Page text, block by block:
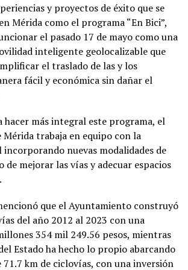
y proyectos de éxito que se
Mérida como el programa “En Bici”,
el pasado 17 de mayo como una
inteligente geolocalizable que
el traslado de las y los
fácil y económica sin dañar el
hacer más integral este programa, el
trabaja en equipo con la
nuevas modalidades de
mejorar las vías y adecuar espacios
que el Ayuntamiento construyó
del año 2012 al 2023 con una
354 mil 249.56 pesos, mientras
Estado ha hecho lo propio abarcando
71.7 km de ciclovías, con una inversión